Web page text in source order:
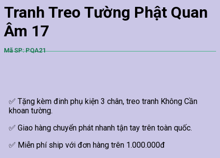
Tranh Treo Tường Phật Quan
Âm 17
Mã SP: PQA21
✅ Tặng kèm đinh phụ kiện 3 chân, treo tranh Không Cần
khoan tường.
✅ Giao hàng chuyển phát nhanh tận tay trên toàn quốc.
✅ Miễn phí ship với đơn hàng trên 1.000.000đ